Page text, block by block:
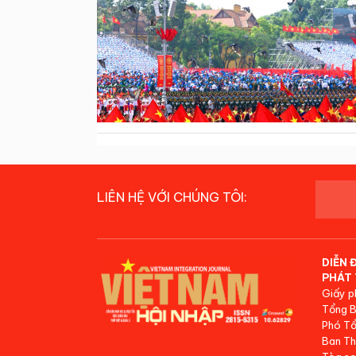
LIÊN HỆ VỚI CHÚNG TÔI:
DIỄN
PHÁT
Giấy
Tổng
Phó
Ban